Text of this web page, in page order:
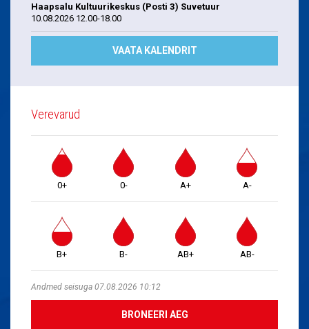
Haapsalu Kultuurikeskus (Posti 3) Suvetuur
10.08.2026 12.00-18.00
VAATA KALENDRIT
Verevarud
0+ 0- A+ A-
B+ B- AB+ AB-
Andmed seisuga 07.08.2026 10:12
BRONEERI AEG